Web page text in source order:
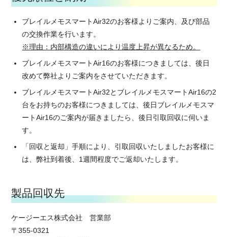
ブレイルメモスマートAir32のお客様よりご案内、及び部品
の交換作業を行います。
※理由：内部構造の違いにより温度上昇が異なるため。
ブレイルメモスマートAir16のお客様につきましては、後日
改めて弊社よりご案内をさせていただきます。
ブレイルメモスマートAir32とブレイルメモスマートAir16の2
台をお持ちのお客様につきましては、後日ブレイルメモスマ
ートAir16のご案内が届きましたら、後日引取回収に伺いま
す。
「回収と返却」手順により、引取回収いたしましたお客様に
は、弊社到着後、1週間程度でご返却いたします。
製品回収先
ケージーエス株式会社 営業部
〒355-0321